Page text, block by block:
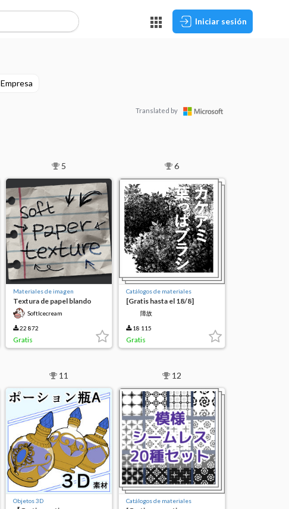
Iniciar sesión
Empresa
Translated by
5
Materiales de imagen
Textura de papel blando
SoftIcecream
22 872
Gratis
6
Catálogos de materiales
[Gratis hasta el 18/8]
cruzado de hojas de
arbustos
障故
18 115
Gratis
11
Objetos 3D
12
Catálogos de materiales